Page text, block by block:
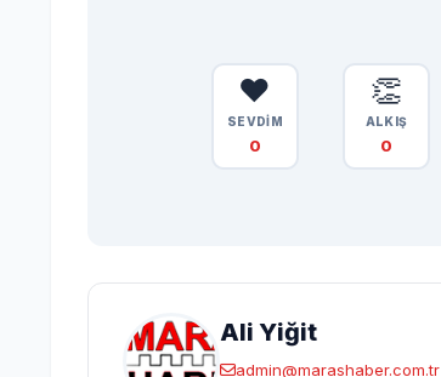
❤️
SEVDİM
0
👏
ALKIŞ
0
Ali Yiğit
admin@marashaber.com.tr